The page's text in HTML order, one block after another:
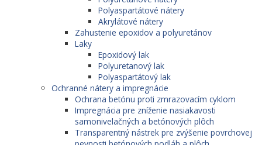
Polyaspartátové nátery
Akrylátové nátery
Zahustenie epoxidov a polyuretánov
Laky
Epoxidový lak
Polyuretanový lak
Polyaspartátový lak
Ochranné nátery a impregnácie
Ochrana betónu proti zmrazovacím cyklom
Impregnácia pre zníženie nasiakavosti
samonivelačných a betónových plôch
Transparentný nástrek pre zvýšenie povrchovej